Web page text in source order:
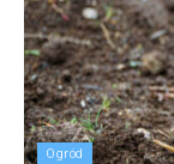
Ogród